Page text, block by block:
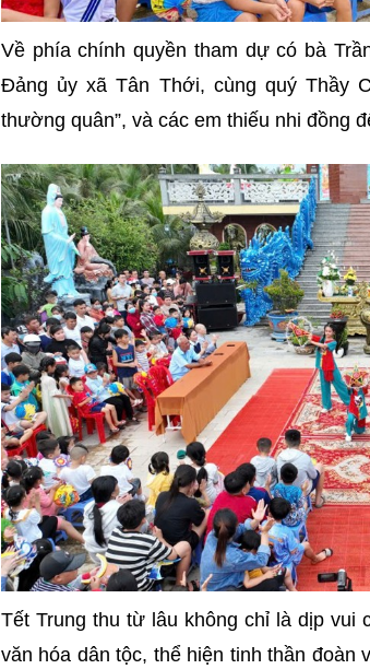
Về phía chính quyền tham dự có bà
Đảng ủy xã Tân Thới, cùng quý Thầy
thường quân”, và các em thiếu nhi đồng
Tết Trung thu từ lâu không chỉ là dịp vui
văn hóa dân tộc, thể hiện tinh thần